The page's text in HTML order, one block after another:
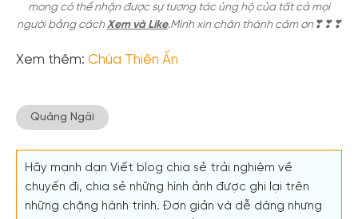
mong có thể nhận được sự tương tác ủng hộ của tất cả mọi
người bằng cách Xem và Like.Mình xin chân thành cảm ơn❣❣❣
Xem thêm: Chùa Thiên Ấn
Quảng Ngãi
Hãy mạnh dạn Viết blog chia sẻ trải nghiệm về
chuyến đi, chia sẻ những hình ảnh được ghi lại trên
những chặng hành trình. Đơn giản và dễ dàng nhưng